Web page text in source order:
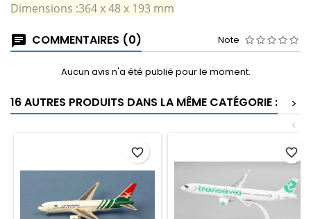
Dimensions :364 x 48 x 193 mm
COMMENTAIRES (0) Note
Aucun avis n'a été publié pour le moment.
16 AUTRES PRODUITS DANS LA MÊME CATÉGORIE :
>
<
favorite_border favorite_border